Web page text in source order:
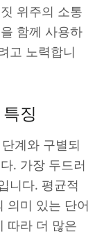
위주의 소통
함께 사용하
고 노력합니
징
계와 구별되
. 가장 두드러
니다. 평균적
의미 있는 단어
따라 더 많은